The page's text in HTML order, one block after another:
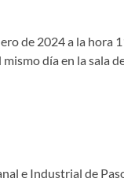
de 2024 a la hora
día en la sala
e Industrial de